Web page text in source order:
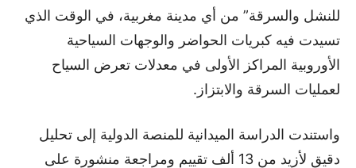
للنشل والسرقة” من أي مدينة مغربية، في الوقت الذي
تسيدت فيه كبريات الحواضر والوجهات السياحية
الأوروبية المراكز الأولى في معدلات تعرض السياح
لعمليات السرقة والابتزاز.
واستندت الدراسة الميدانية للمنصة الدولية إلى تحليل
دقيق لأزيد من 13 ألف تقييم ومراجعة منشورة على